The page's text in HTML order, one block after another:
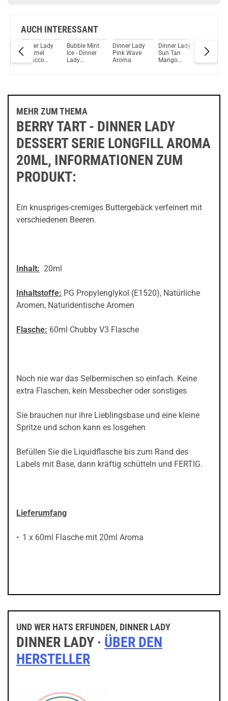
AUCH INTERESSANT
Dinner Lady
Caramel
Tobacco
Bubble Mint
Ice - Dinner
Lady
Dinner Lady
Pink Wave
Aroma
Dinner Lady
Sun Tan
Mango
Dinner
Bar
MEHR ZUM THEMA
BERRY TART - DINNER LADY
DESSERT SERIE LONGFILL AROMA
20ML, INFORMATIONEN ZUM
PRODUKT:
Ein knuspriges-cremiges Buttergebäck verfeinert mit
verschiedenen Beeren.
Inhalt: 20ml
Inhaltstoffe: PG Propylenglykol (E1520), Natürliche
Aromen, Naturidentische Aromen
Flasche: 60ml Chubby V3 Flasche
Noch nie war das Selbermischen so einfach. Keine
extra Flaschen, kein Messbecher oder sonstiges
Sie brauchen nur ihre Lieblingsbase und eine kleine
Spritze und schon kann es losgehen
Befüllen Sie die Liquidflasche bis zum Rand des
Labels mit Base, dann kräftig schütteln und FERTIG.
Lieferumfang
1 x 60ml Flasche mit 20ml Aroma
UND WER HATS ERFUNDEN, DINNER LADY
DINNER LADY · ÜBER DEN
HERSTELLER